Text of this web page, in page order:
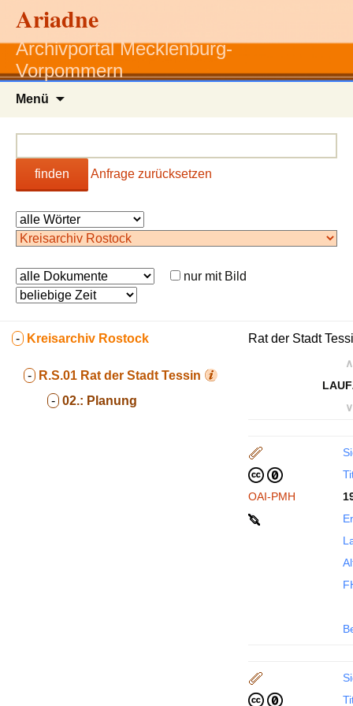
Ariadne
Archivportal Mecklenburg-
Vorpommern
Menü
finden Anfrage zurücksetzen
nur mit Bild
- Kreisarchiv Rostock
- R.S.01 Rat der Stadt Tessin
- 02.: Planung
Rat der Stadt
∧
∨
OAI-PMH